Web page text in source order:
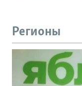
Регионы